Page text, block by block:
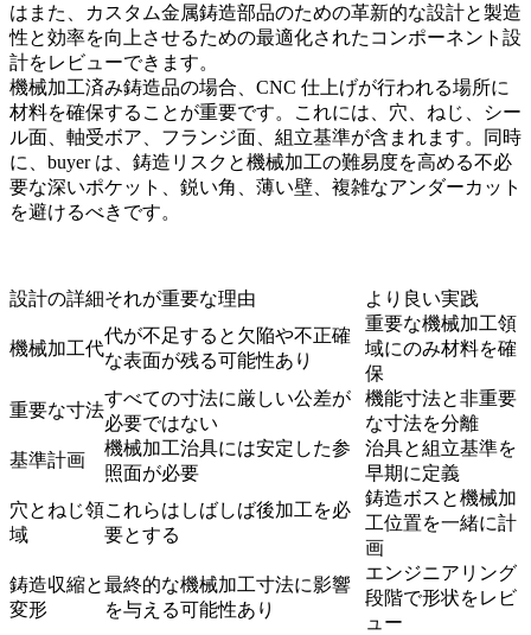
はまた、
カスタム金属鋳造部品のための革新的な設計と製造
性と効率を向上させるための最適化されたコンポーネント設
計をレビューできます。
機械加工済み鋳造品の場合、CNC 仕上げが行われる場所に
材料を確保することが重要です。これには、穴、ねじ、シー
ル面、軸受ボア、フランジ面、組立基準が含まれます。同時
に、buyer は、鋳造リスクと機械加工の難易度を高める不必
要な深いポケット、鋭い角、薄い壁、複雑なアンダーカット
を避けるべきです。
設計の詳細それが重要な理由 より良い実践
機械加工代
代が不足すると欠陥や不正確
な表面が残る可能性あり
重要な機械加工領
域にのみ材料を確
保
重要な寸法
すべての寸法に厳しい公差が
必要ではない
機能寸法と非重要
な寸法を分離
基準計画
機械加工治具には安定した参
照面が必要
治具と組立基準を
早期に定義
穴とねじ領
域
これらはしばしば後加工を必
要とする
鋳造ボスと機械加
工位置を一緒に計
画
鋳造収縮と
変形
最終的な機械加工寸法に影響
を与える可能性あり
エンジニアリング
段階で形状をレビ
ュー